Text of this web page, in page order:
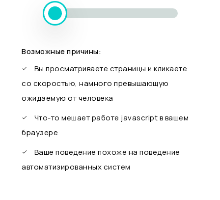
Возможные причины:
Вы просматриваете страницы и кликаете
со скоростью, намного превышающую
ожидаемую от человека
Что-то мешает работе javascript в вашем
браузере
Ваше поведение похоже на поведение
автоматизированных систем